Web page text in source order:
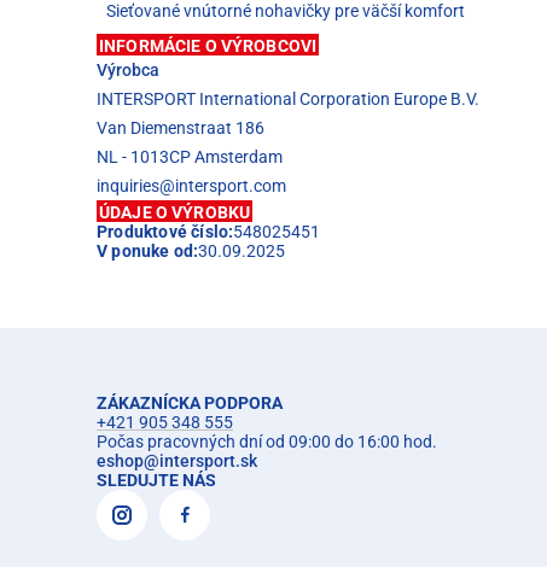
Sieťované vnútorné nohavičky pre väčší komfort
INFORMÁCIE O VÝROBCOVI
Výrobca
INTERSPORT International Corporation Europe B.V.
Van Diemenstraat 186
NL - 1013CP Amsterdam
inquiries@intersport.com
ÚDAJE O VÝROBKU
Produktové číslo:548025451
V ponuke od:30.09.2025
ZÁKAZNÍCKA PODPORA
+421 905 348 555
Počas pracovných dní od 09:00 do 16:00 hod.
eshop@intersport.sk
SLEDUJTE NÁS